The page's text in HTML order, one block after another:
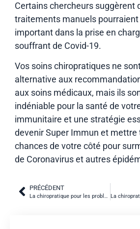
Certains chercheurs suggèrent
traitements manuels
important dans la prise en
souffrant de Covid-19.
Vos soins chiropratiques ne
alternative aux
aux soins médicaux, mais ils
indéniable pour la santé de
immunitaire et une stratégie
devenir Super Immun et mettre
chances de votre côté pour
de Coronavirus et autres
PRÉCÉDENT
La chiropratique pour les problèmes de dos et de l’appareil locomoteur